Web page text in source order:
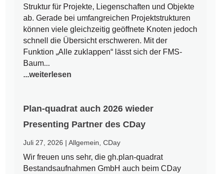
Struktur für Projekte, Liegenschaften und Objekte
ab. Gerade bei umfangreichen Projektstrukturen
können viele gleichzeitig geöffnete Knoten jedoch
schnell die Übersicht erschweren. Mit der
Funktion „Alle zuklappen“ lässt sich der FMS-
Baum...
...weiterlesen
Plan-quadrat auch 2026 wieder
Presenting Partner des CDay
Juli 27, 2026 |Allgemein ,CDay
Wir freuen uns sehr, die gh.plan-quadrat
Bestandsaufnahmen GmbH auch beim CDay